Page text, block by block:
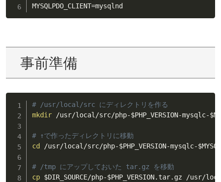
MYSQLPDO_CLIENT=mysqlnd
事前準備
# /usr/local/src にディレクトリを作る
mkdir /usr/local/src/php-$PHP_VERSION-mysqlc-
# ↑で作ったディレクトリに移動
cd
/usr/local/src/php-$PHP_VERSION-mysqlc-
# /tmp にアップしておいた tar.gz を移動
cp $DIR_SOURCE/php-$PHP_VERSION.tar.gz /usr/